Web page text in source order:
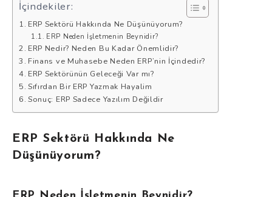
İçindekiler:
ERP Sektörü Hakkında Ne Düşünüyorum?
ERP Neden İşletmenin Beynidir?
ERP Nedir? Neden Bu Kadar Önemlidir?
Finans ve Muhasebe Neden ERP’nin İçindedir?
ERP Sektörünün Geleceği Var mı?
Sıfırdan Bir ERP Yazmak Hayalim
Sonuç: ERP Sadece Yazılım Değildir
ERP Sektörü Hakkında Ne
Düşünüyorum?